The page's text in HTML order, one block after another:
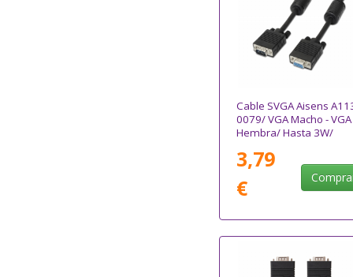
Cable SVGA Aisens
0079/ VGA Macho - VGA
Hembra/ Hasta 3W/
3,79
€